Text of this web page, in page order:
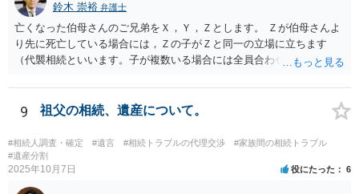
鈴木 崇裕 弁護士
亡くなった伯母さんのご兄弟をＸ，Ｙ，Ｚとします。 Ｚが伯母さんよ
り先に死亡している場合には，Ｚの子がＺと同一の立場に立ちます
（代襲相続といいます。子が複数いる場合には全員合わせてＺと同一
つの相続分を有していますので， そのことを前提として，遺産分割協
議をすることになります（必ずしも３分の１ずつにしなくても，合意
ができれば構いません。）。 今後の対応としては， ①伯母さんの相続
財産（遺産）の全容を整理する（預貯金，有価証券，不動産等の有無
を調べることになります。） ②相続財産に照らし，相続税の申告の準
備をする（税理士の先生にご相談ください。） ③遺産分割協議をする
（ご本人同士で行っても構いませんし，弁護士に相談することもよろ
9 祖父の相続、遺産について。
#相続人調査・確定 #遺言 #相続トラブルの代理交渉
#家族間の相続トラブル
#遺産分割
2025年10月7日 役にたった 6